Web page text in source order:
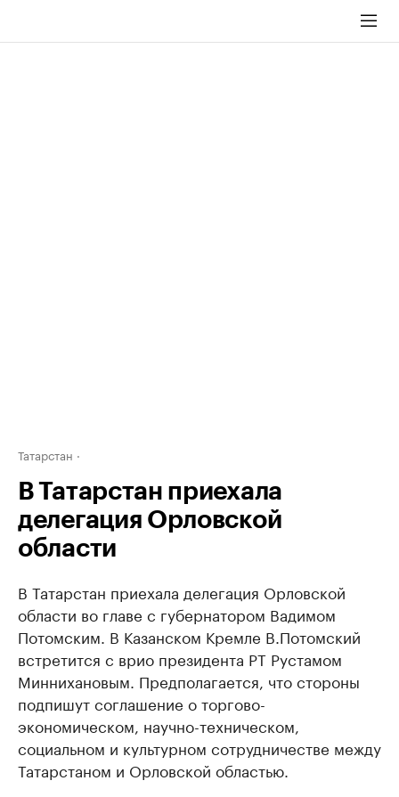
Татарстан
В Татарстан приехала
делегация Орловской
области
В Татарстан приехала делегация Орловской
области во главе с губернатором Вадимом
Потомским. В Казанском Кремле В.Потомский
встретится с врио президента РТ Рустамом
Миннихановым. Предполагается, что стороны
подпишут соглашение о торгово-
экономическом, научно-техническом,
социальном и культурном сотрудничестве между
Татарстаном и Орловской областью.